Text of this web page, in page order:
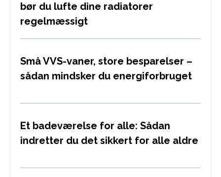
bør du lufte dine radiatorer
regelmæssigt
Små VVS-vaner, store besparelser –
sådan mindsker du energiforbruget
Et badeværelse for alle: Sådan
indretter du det sikkert for alle aldre